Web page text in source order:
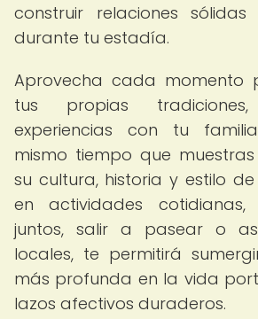
construir relaciones sólidas
durante tu estadía.
Aprovecha cada momento
tus propias
experiencias con tu
mismo tiempo que
su cultura, historia y estilo
en actividades
juntos, salir a pasear o
locales, te permitirá
más profunda en la vida
lazos afectivos duraderos.